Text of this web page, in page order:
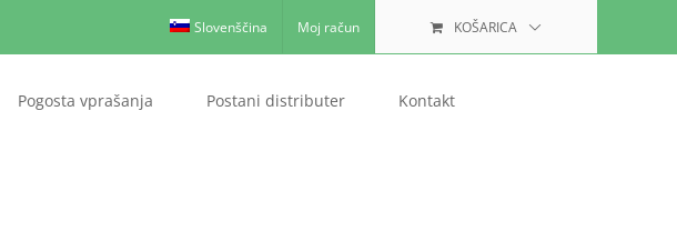
Slovenščina Moj račun KOŠARICA
Pogosta vprašanja Postani distributer Kontakt